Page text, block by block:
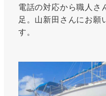
電話の対応から職人さ
足。山新田さんにお願
す。